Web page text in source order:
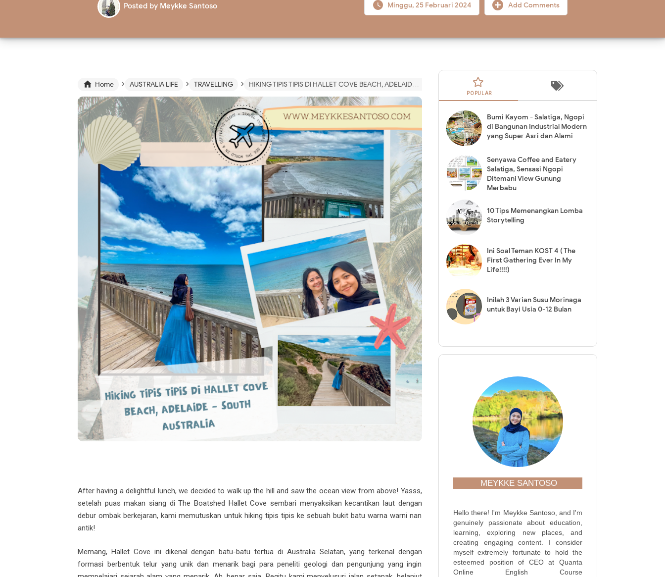
Posted by Meykke Santoso Add Comments
 Minggu, 25 Februari 2024
 Home › AUSTRALIA LIFE › TRAVELLING › HIKING TIPIS TIPIS DI HALLET COVE BEACH, ADELAIDE - SOUTH AUSTRALIA
After having a delightful lunch, we decided to walk up the hill and saw the ocean view from above! Yasss,
setelah puas makan siang di The Boatshed Hallet Cove sembari menyaksikan kecantikan laut dengan
debur ombak berkejaran, kami memutuskan untuk hiking tipis tipis ke sebuah bukit batu warna warni nan
antik!
Memang, Hallet Cove ini dikenal dengan batu-batu tertua di Australia Selatan, yang terkenal dengan
formasi berbentuk telur yang unik dan menarik bagi para peneliti geologi dan pengunjung yang ingin
POPULAR
Bumi Kayom - Salatiga, Ngopi
di Bangunan Industrial Modern
yang Super Asri dan Alami
Senyawa Coffee and Eatery
Salatiga, Sensasi Ngopi
Ditemani View Gunung
Merbabu
10 Tips Memenangkan Lomba
Storytelling
Ini Soal Teman KOST 4 ( The
First Gathering Ever In My
Life!!!!)
Inilah 3 Varian Susu Morinaga
untuk Bayi Usia 0-12 Bulan
MEYKKE SANTOSO
Hello there! I'm Meykke Santoso, and I'm
genuinely passionate about education,
learning, exploring new places, and
creating engaging content. I consider
myself extremely fortunate to hold the
esteemed position of CEO at Quanta
Online English Course